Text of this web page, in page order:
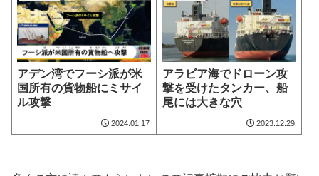
アデン湾でフーシ派が米
国所有の貨物船にミサイ
ル攻撃
2024.01.17
アラビア海でドローン攻
撃を受けたタンカー、船
尾には大きな穴
2023.12.29